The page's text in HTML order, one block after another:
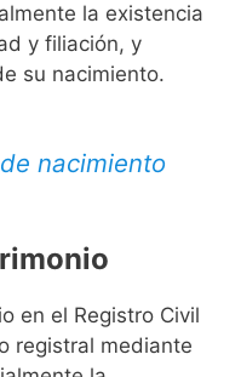
la existencia
y filiación, y
su nacimiento.
nacimiento
en el Registro Civil
registral mediante